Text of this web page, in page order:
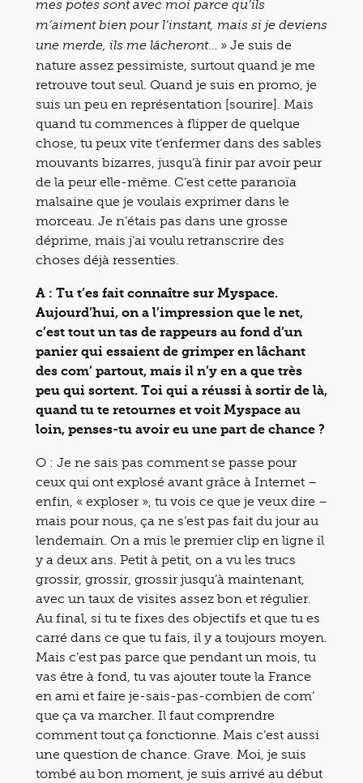
mes potes sont avec moi parce qu’ils
m’aiment bien pour l’instant, mais si je deviens
une merde, ils me lâcheront… » Je suis de
nature assez pessimiste, surtout quand je me
retrouve tout seul. Quand je suis en promo, je
suis un peu en représentation [sourire]. Mais
quand tu commences à flipper de quelque
chose, tu peux vite t’enfermer dans des sables
mouvants bizarres, jusqu’à finir par avoir peur
de la peur elle-même. C’est cette paranoïa
malsaine que je voulais exprimer dans le
morceau. Je n’étais pas dans une grosse
déprime, mais j’ai voulu retranscrire des
choses déjà ressenties.
A : Tu t’es fait connaître sur Myspace.
Aujourd’hui, on a l’impression que le net,
c’est tout un tas de rappeurs au fond d’un
panier qui essaient de grimper en lâchant
des com’ partout, mais il n’y en a que très
peu qui sortent. Toi qui a réussi à sortir de là,
quand tu te retournes et voit Myspace au
loin, penses-tu avoir eu une part de chance ?
O : Je ne sais pas comment se passe pour
ceux qui ont explosé avant grâce à Internet –
enfin, « exploser », tu vois ce que je veux dire –
mais pour nous, ça ne s’est pas fait du jour au
lendemain. On a mis le premier clip en ligne il
y a deux ans. Petit à petit, on a vu les trucs
grossir, grossir, grossir jusqu’à maintenant,
avec un taux de visites assez bon et régulier.
Au final, si tu te fixes des objectifs et que tu es
carré dans ce que tu fais, il y a toujours moyen.
Mais c’est pas parce que pendant un mois, tu
vas être à fond, tu vas ajouter toute la France
en ami et faire je-sais-pas-combien de com’
que ça va marcher. Il faut comprendre
comment tout ça fonctionne. Mais c’est aussi
une question de chance. Grave. Moi, je suis
tombé au bon moment, je suis arrivé au début